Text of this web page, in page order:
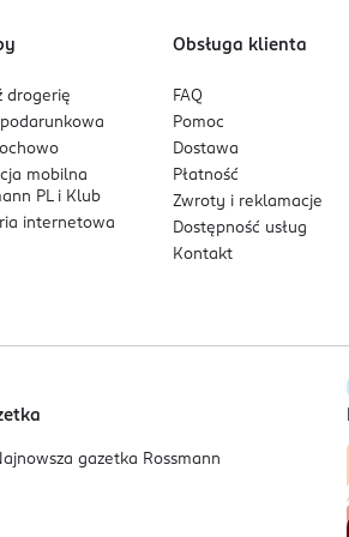
drogerię
mobilna
PL i Klub
internetowa
Obsługa klienta
FAQ
Pomoc
Dostawa
Płatność
Zwroty i reklamacje
Dostępność usług
Kontakt